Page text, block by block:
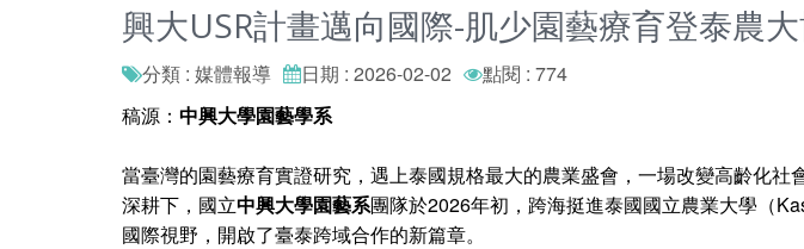
興大USR計畫邁向國際-肌少園藝療育登泰農
分類 : 媒體報導 日期 : 2026-02-02
點閱 : 774
稿源： 中興大學園藝學系
當臺灣的園藝療育實證研究，遇上泰國規格最大的農業盛會，一場改變高齡化
深耕下，國立中興大學園藝系團隊於2026年初，跨海挺進泰國國立農業大學（
國際視野，開啟了臺泰跨域合作的新篇章。